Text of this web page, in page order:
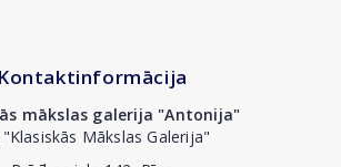
Kontaktinformācija
mākslas galerija "Antonija"
"Klasiskās Mākslas Galerija"